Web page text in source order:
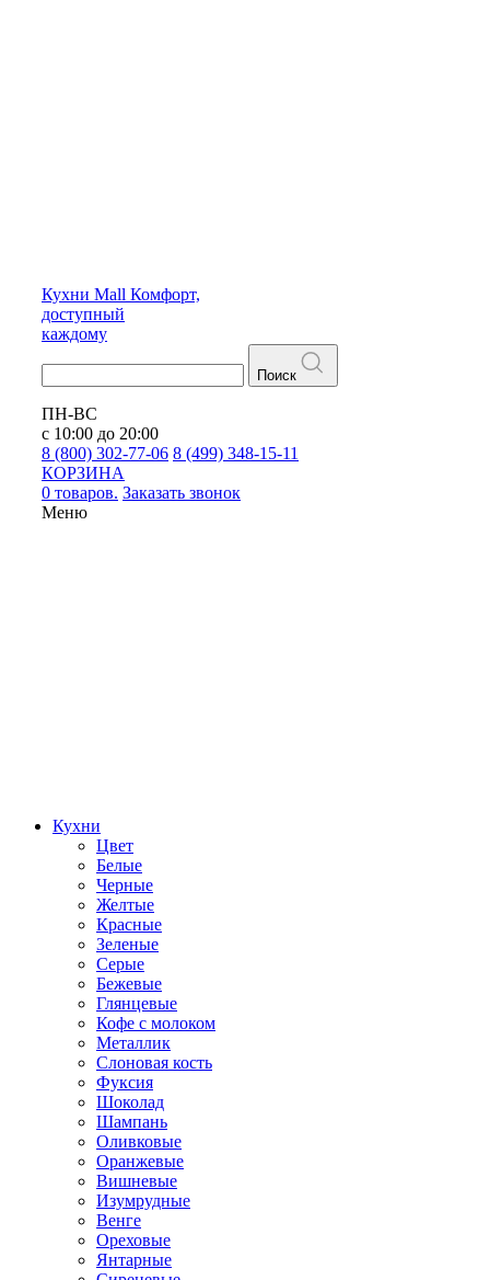
Кухни Mall Комфорт,
доступный
каждому
Поиск
ПН-ВС
с 10:00 до 20:00
8 (800) 302-77-06 8 (499) 348-15-11
КОРЗИНА
0 товаров. Заказать звонок
Меню
Кухни
Цвет
Белые
Черные
Желтые
Красные
Зеленые
Серые
Бежевые
Глянцевые
Кофе с молоком
Металлик
Слоновая кость
Фуксия
Шоколад
Шампань
Оливковые
Оранжевые
Вишневые
Изумрудные
Венге
Ореховые
Янтарные